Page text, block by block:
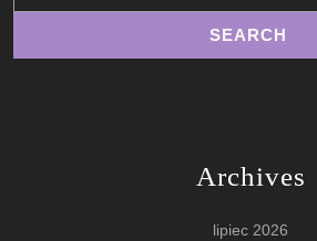
Archives
lipiec 2026